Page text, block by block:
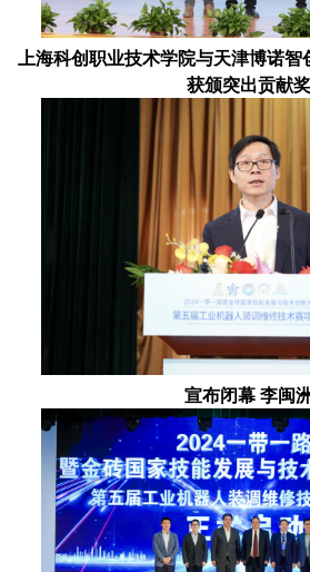
上海科创职业技术学院与天津博诺智
获颁突出贡献奖
宣布闭幕 李闽